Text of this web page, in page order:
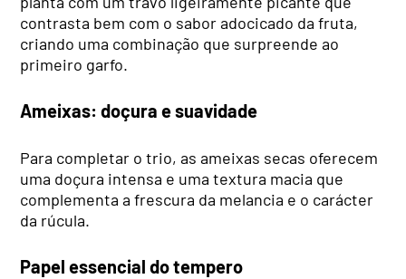
contrasta bem com o sabor adocicado da fruta,
criando uma combinação que surpreende ao
primeiro garfo.
Ameixas: doçura e suavidade
Para completar o trio, as ameixas secas oferecem
uma doçura intensa e uma textura macia que
complementa a frescura da melancia e o carácter
da rúcula.
Papel essencial do tempero